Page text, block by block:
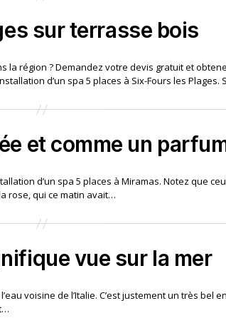
sur terrasse bois
la région ? Demandez votre devis gratuit et
d’un spa 5 places à Six-Fours les
et comme un
d’un spa 5 places à Miramas. Notez que
rose, qui ce matin avait…
vue sur la mer
voisine de l’Italie. C’est justement un très bel